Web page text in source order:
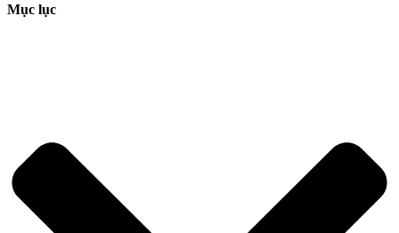
Mục lục